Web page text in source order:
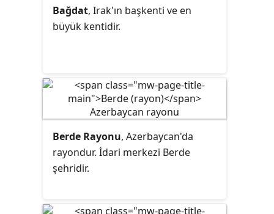
Bağdat, Irak'ın başkenti ve en
büyük kentidir.
Berde Rayonu, Azerbaycan'da
rayondur. İdari merkezi Berde
şehridir.